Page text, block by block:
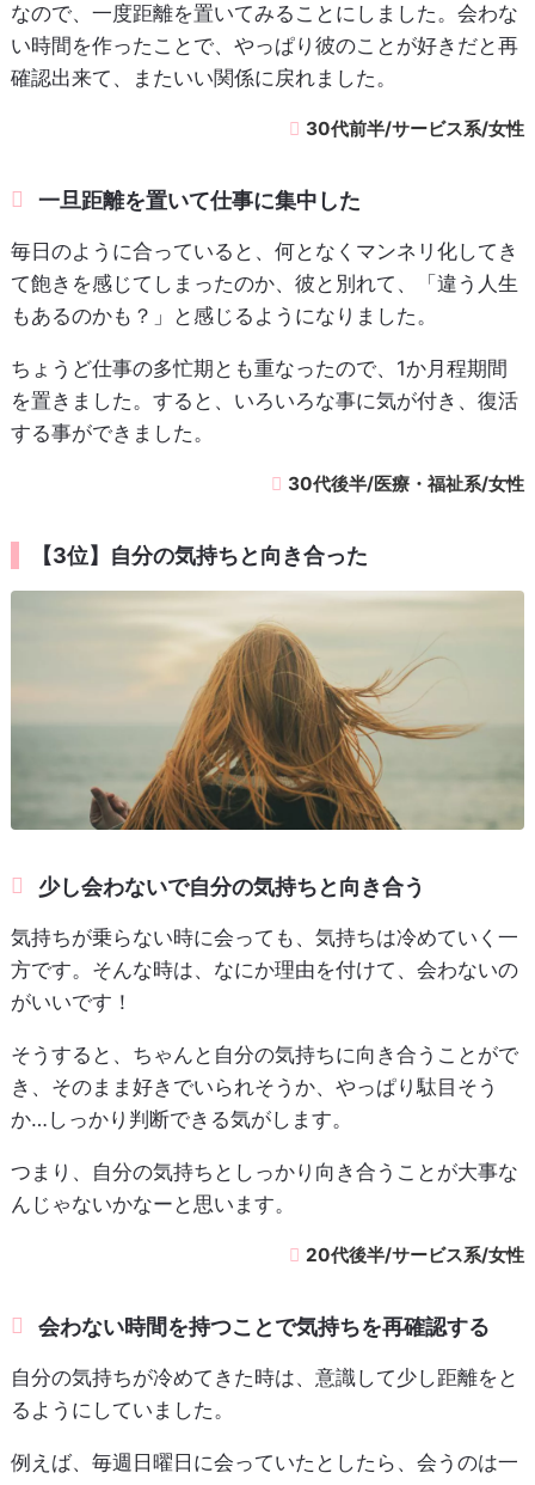
なので、一度距離を置いてみることにしました。会わな
い時間を作ったことで、やっぱり彼のことが好きだと再
確認出来て、またいい関係に戻れました。
30代前半/サービス系/女性
一旦距離を置いて仕事に集中した
毎日のように合っていると、何となくマンネリ化してき
て飽きを感じてしまったのか、彼と別れて、「違う人生
もあるのかも？」と感じるようになりました。
ちょうど仕事の多忙期とも重なったので、1か月程期間
を置きました。すると、いろいろな事に気が付き、復活
する事ができました。
30代後半/医療・福祉系/女性
【3位】自分の気持ちと向き合った
少し会わないで自分の気持ちと向き合う
気持ちが乗らない時に会っても、気持ちは冷めていく一
方です。そんな時は、なにか理由を付けて、会わないの
がいいです！
そうすると、ちゃんと自分の気持ちに向き合うことがで
き、そのまま好きでいられそうか、やっぱり駄目そう
か…しっかり判断できる気がします。
つまり、自分の気持ちとしっかり向き合うことが大事な
んじゃないかなーと思います。
20代後半/サービス系/女性
会わない時間を持つことで気持ちを再確認する
自分の気持ちが冷めてきた時は、意識して少し距離をと
るようにしていました。
例えば、毎週日曜日に会っていたとしたら、会うのは一